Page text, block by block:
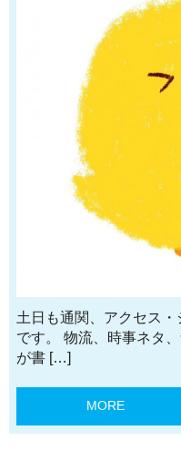
土日も通関、アクセス
です。 物流、時事ネタ
が書 […]
MORE